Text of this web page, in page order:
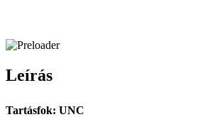
Leírás
Tartásfok: UNC